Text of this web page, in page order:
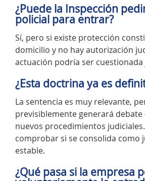
¿Puede la Inspección
policial para entrar?
Sí, pero si existe protección
domicilio y no hay autorización
actuación podría ser
¿Esta doctrina ya es
La sentencia es muy relevante,
previsiblemente generará
nuevos procedimientos
comprobar si se consolida como
estable.
¿Qué pasa si la empresa